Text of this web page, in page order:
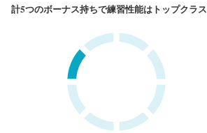
計5つのボーナス持ちで練習性能はトップクラス